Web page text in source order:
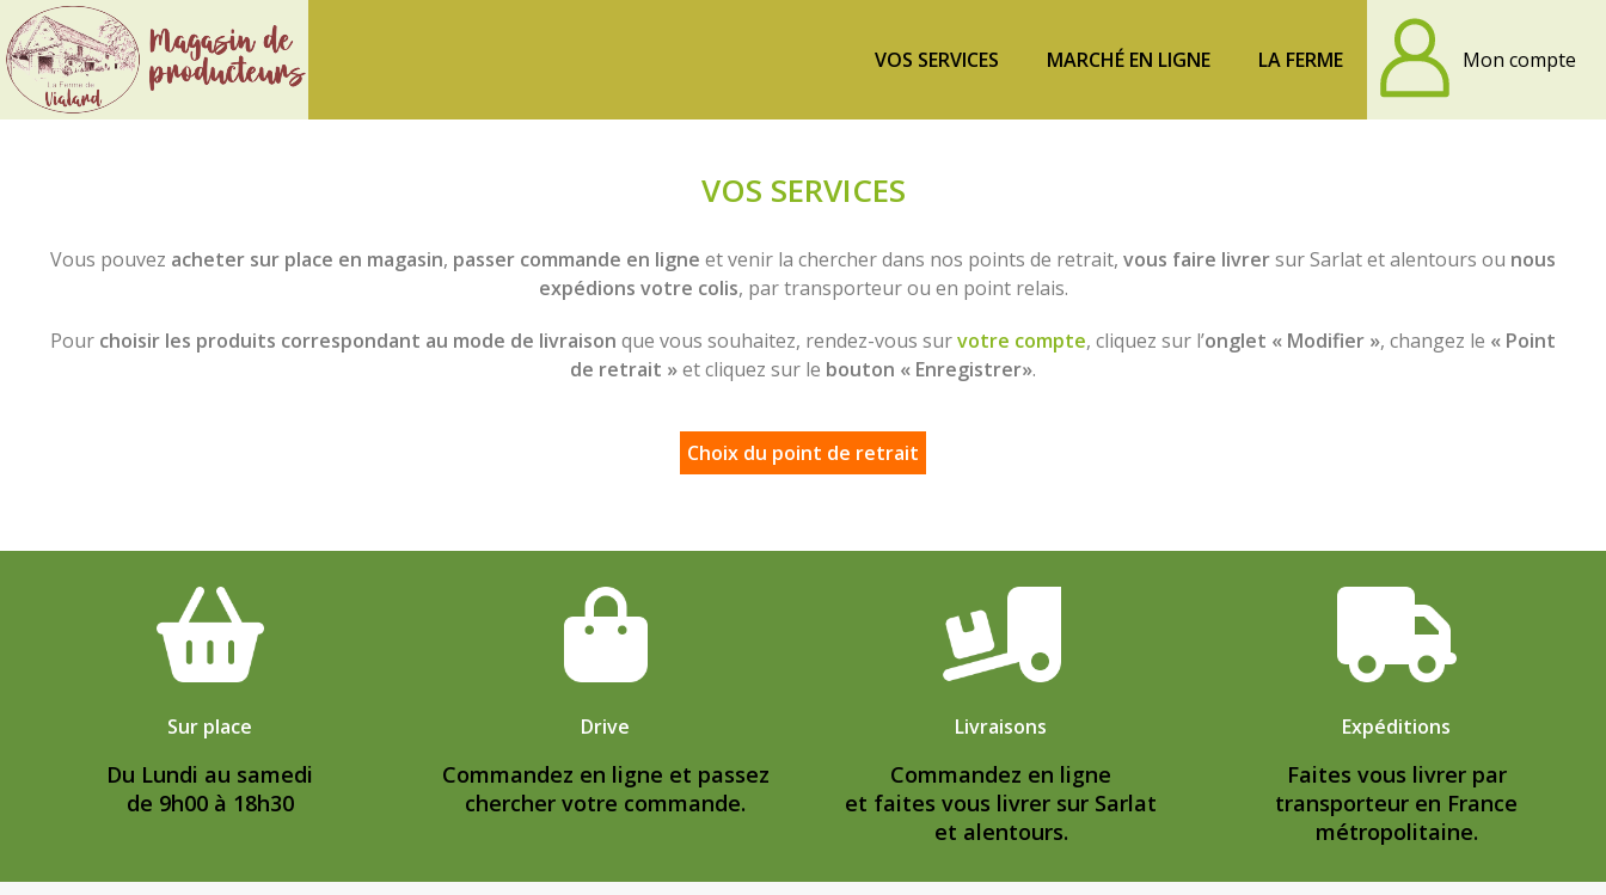
Vialard
VOS SERVICES MARCHÉ EN LIGNE LA FERME Mon compte
VOS SERVICES
Vous pouvez acheter sur place en magasin, passer commande en ligne et venir la chercher dans nos points de retrait, vous faire livrersur Sarlat et alentours ou nous
expédions votre colis, par transporteur ou en point relais.
Pour choisir les produits correspondant au mode de livraison que vous souhaitez, rendez-vous survotre compte, cliquez sur l’onglet « Modifier », changez le « Point
de retrait »et cliquez sur le bouton « Enregistrer».
Choix du point de retrait
Sur place
Du Lundi au samedi
de 9h00 à 18h30
Drive
Commandez en ligne et passez
chercher votre commande.
Livraisons
Commandez en ligne
et faites vous livrer sur Sarlat
et alentours.
Expéditions
Faites vous livrer par
transporteur en France
métropolitaine.